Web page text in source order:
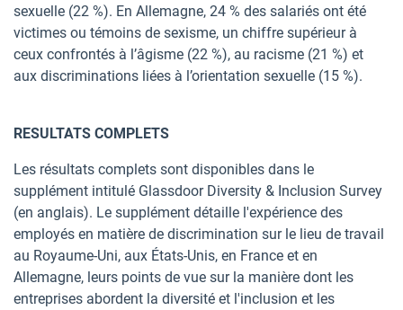
sexuelle (22 %). En Allemagne, 24 % des salariés ont été
victimes ou témoins de sexisme, un chiffre supérieur à
ceux confrontés à l’âgisme (22 %), au racisme (21 %) et
aux discriminations liées à l’orientation sexuelle (15 %).
RESULTATS COMPLETS
Les résultats complets sont disponibles dans le
supplément intitulé Glassdoor Diversity & Inclusion Survey
(en anglais). Le supplément détaille l'expérience des
employés en matière de discrimination sur le lieu de travail
au Royaume-Uni, aux États-Unis, en France et en
Allemagne, leurs points de vue sur la manière dont les
entreprises abordent la diversité et l'inclusion et les